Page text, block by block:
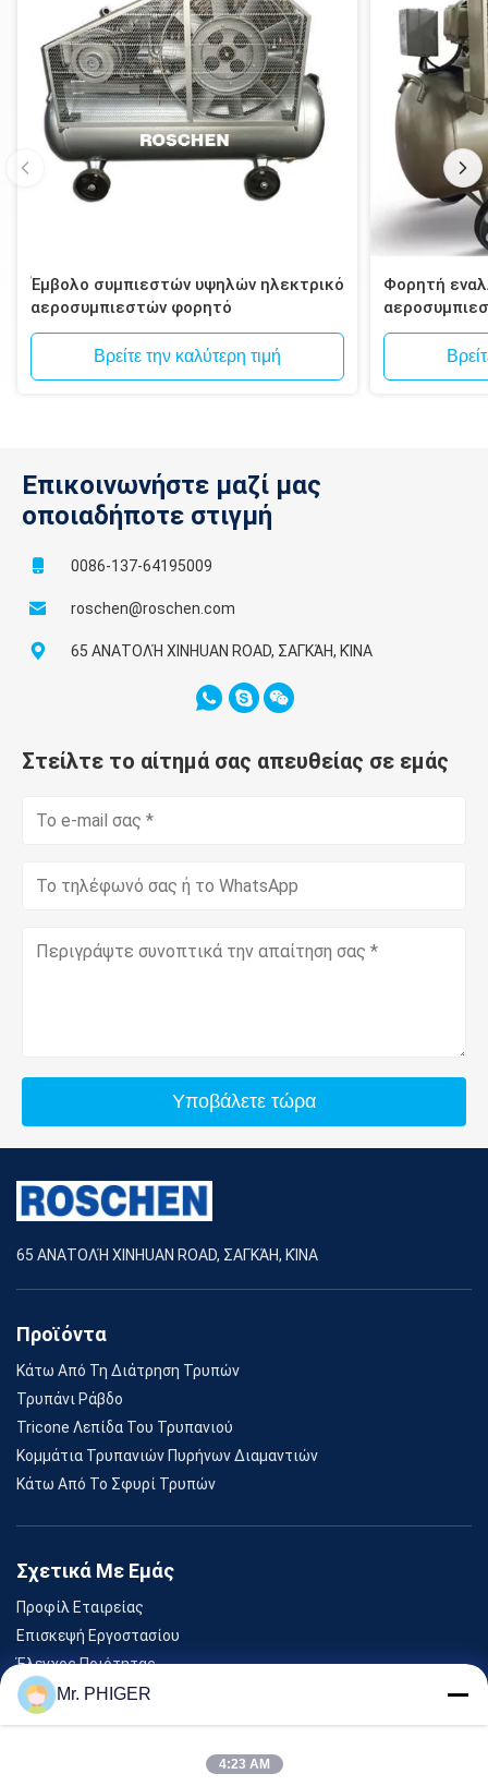
Έμβολο συμπιεστών υψηλών ηλεκτρικό
αεροσυμπιεστών φορητό
Βρείτε την καλύτερη τιμή
Φορητή
Επικοινωνήστε μαζί μας
οποιαδήποτε στιγμή
0086-137-64195009
roschen@roschen.com
65 ΑΝΑΤΟΛΉ XINHUAN ROAD, ΣΑΓΚΆΗ, ΚΊΝΑ
Στείλτε το αίτημά σας απευθείας σε εμάς
Υποβάλετε τώρα
65 ΑΝΑΤΟΛΉ XINHUAN ROAD, ΣΑΓΚΆΗ, ΚΊΝΑ
Προϊόντα
Κάτω Από Τη Διάτρηση Τρυπών
Τρυπάνι Ράβδο
Tricone Λεπίδα Του Τρυπανιού
Κομμάτια Τρυπανιών Πυρήνων Διαμαντιών
Κάτω Από Το Σφυρί Τρυπών
Σχετικά Με Εμάς
Προφίλ Εταιρείας
Επισκεψή Εργοστασίου
Έλεγχος Ποιότητας
Sitemap
Επικοινωνήστε Μαζί Μας
Mr. PHIGER
4:23 AM